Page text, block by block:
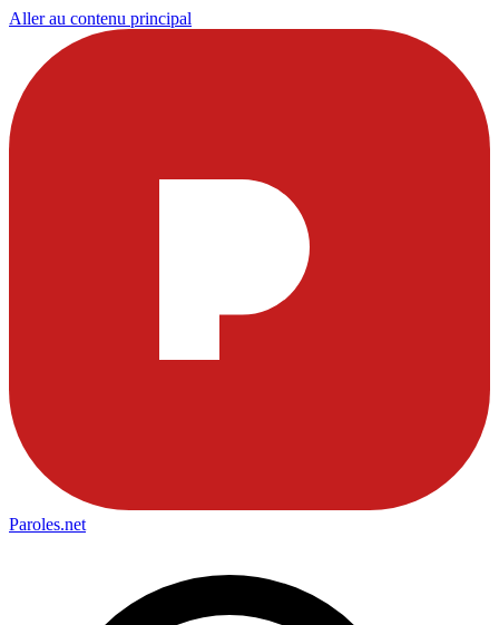
Aller au contenu principal
Paroles.net